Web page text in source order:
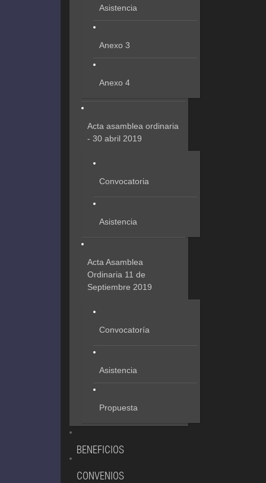
Asistencia
Anexo 3
Anexo 4
Acta asamblea ordinaria
- 30 abril 2019
Convocatoria
Asistencia
Acta Asamblea
Ordinaria 11 de
Septiembre 2019
Convocatoría
Asistencia
Propuesta
BENEFICIOS
CONVENIOS